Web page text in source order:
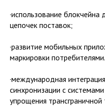
·использование
цепочек поставок;
·развитие мобильных
маркировки потребителями.
·международная
синхронизации с
упрощения трансграничной